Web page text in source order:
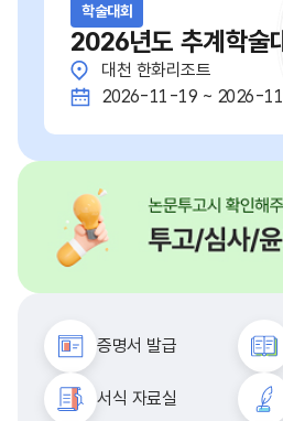
학술대회
2026년도 추계학술
대천 한화리조트
2026-11-19 ~ 2026-
증명서 발급
서식 자료실